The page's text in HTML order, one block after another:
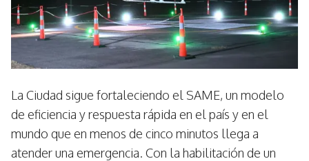
La Ciudad sigue fortaleciendo el SAME, un modelo
de eficiencia y respuesta rápida en el país y en el
mundo que en menos de cinco minutos llega a
atender una emergencia. Con la habilitación de un